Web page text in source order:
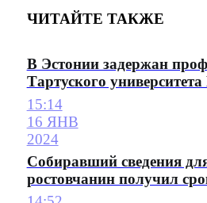
ЧИТАЙТЕ ТАКЖЕ
В Эстонии задержан
Тартуского
15:14
16 ЯНВ
2024
Собиравший сведения
ростовчанин получил